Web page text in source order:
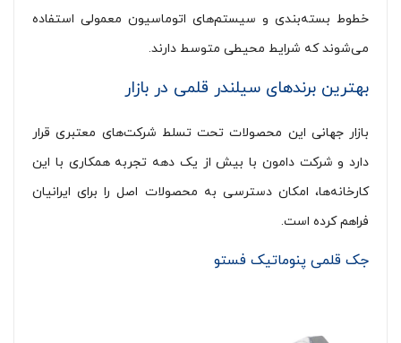
خطوط بسته‌بندی و سیستم‌های اتوماسیون معمولی استفاده
می‌شوند که شرایط محیطی متوسط دارند.
بهترین برندهای سیلندر قلمی در بازار
بازار جهانی این محصولات تحت تسلط شرکت‌های معتبری قرار
دارد و شرکت دامون با بیش از یک دهه تجربه همکاری با این
کارخانه‌ها، امکان دسترسی به محصولات اصل را برای ایرانیان
فراهم کرده است.
جک قلمی پنوماتیک فستو